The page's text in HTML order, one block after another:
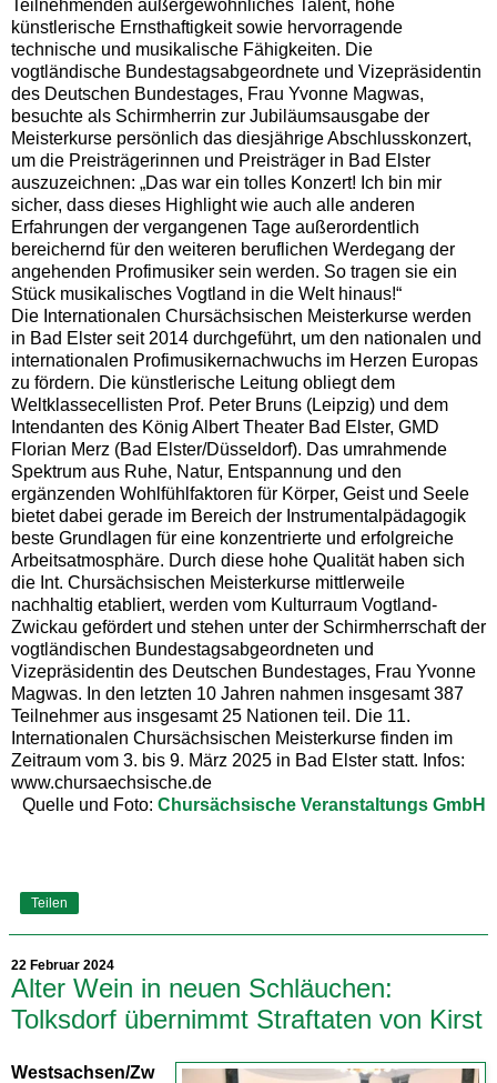
Teilnehmenden außergewöhnliches Talent, hohe
künstlerische Ernsthaftigkeit sowie hervorragende
technische und musikalische Fähigkeiten. Die
vogtländische Bundestagsabgeordnete und Vizepräsidentin
des Deutschen Bundestages, Frau Yvonne Magwas,
besuchte als Schirmherrin zur Jubiläumsausgabe der
Meisterkurse persönlich das diesjährige Abschlusskonzert,
um die Preisträgerinnen und Preisträger in Bad Elster
auszuzeichnen: „Das war ein tolles Konzert! Ich bin mir
sicher, dass dieses Highlight wie auch alle anderen
Erfahrungen der vergangenen Tage außerordentlich
bereichernd für den weiteren beruflichen Werdegang der
angehenden Profimusiker sein werden. So tragen sie ein
Stück musikalisches Vogtland in die Welt hinaus!“
Die Internationalen Chursächsischen Meisterkurse werden
in Bad Elster seit 2014 durchgeführt, um den nationalen und
internationalen Profimusikernachwuchs im Herzen Europas
zu fördern. Die künstlerische Leitung obliegt dem
Weltklassecellisten Prof. Peter Bruns (Leipzig) und dem
Intendanten des König Albert Theater Bad Elster, GMD
Florian Merz (Bad Elster/Düsseldorf). Das umrahmende
Spektrum aus Ruhe, Natur, Entspannung und den
ergänzenden Wohlfühlfaktoren für Körper, Geist und Seele
bietet dabei gerade im Bereich der Instrumentalpädagogik
beste Grundlagen für eine konzentrierte und erfolgreiche
Arbeitsatmosphäre. Durch diese hohe Qualität haben sich
die Int. Chursächsischen Meisterkurse mittlerweile
nachhaltig etabliert, werden vom Kulturraum Vogtland-
Zwickau gefördert und stehen unter der Schirmherrschaft der
vogtländischen Bundestagsabgeordneten und
Vizepräsidentin des Deutschen Bundestages, Frau Yvonne
Magwas. In den letzten 10 Jahren nahmen insgesamt 387
Teilnehmer aus insgesamt 25 Nationen teil. Die 11.
Internationalen Chursächsischen Meisterkurse finden im
Zeitraum vom 3. bis 9. März 2025 in Bad Elster statt. Infos:
www.chursaechsische.de
Quelle und Foto: Chursächsische Veranstaltungs GmbH
Teilen
22 Februar 2024
Alter Wein in neuen Schläuchen:
Tolksdorf übernimmt Straftaten von Kirst
Westsachsen/Zw